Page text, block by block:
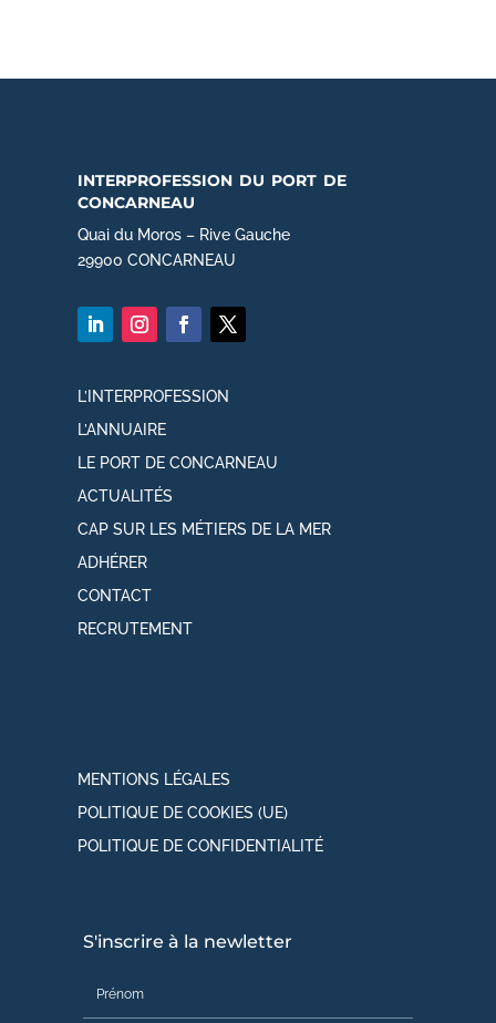
interprofession du port de
concarneau
Quai du Moros – Rive Gauche
29900 CONCARNEAU
L’INTERPROFESSION
L’ANNUAIRE
LE PORT DE CONCARNEAU
ACTUALITÉS
CAP SUR LES MÉTIERS DE LA MER
ADHÉRER
CONTACT
RECRUTEMENT
MENTIONS LÉGALES
POLITIQUE DE COOKIES (UE)
POLITIQUE DE CONFIDENTIALITÉ
S'inscrire à la newletter